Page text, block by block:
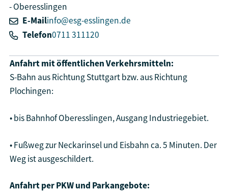
Oberesslingen
E-Mailinfo@esg-esslingen.de
Telefon0711 311120
Anfahrt mit öffentlichen Verkehrsmitteln:
S-Bahn aus Richtung Stuttgart bzw. aus Richtung
Plochingen:
• bis Bahnhof Oberesslingen, Ausgang Industriegebiet.
• Fußweg zur Neckarinsel und Eisbahn ca. 5 Minuten. Der
Weg ist ausgeschildert.
Anfahrt per PKW und Parkangebote: